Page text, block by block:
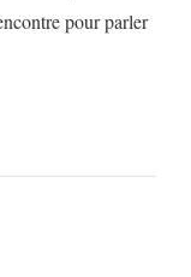
pour parler